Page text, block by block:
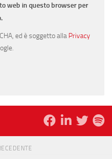
web in questo browser per
ed è soggetto alla Privacy